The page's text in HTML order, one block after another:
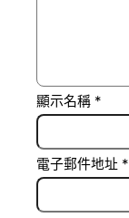
顯示名稱 *
電子郵件地址 *